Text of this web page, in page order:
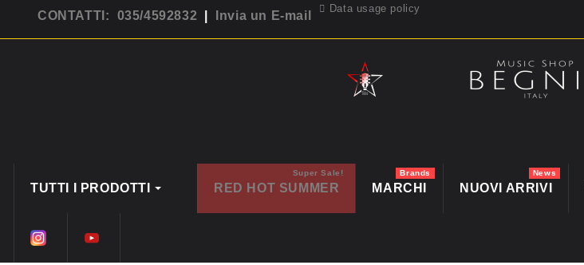
CONTATTI: 035/4592832 Invia un E-mail
Data usage policy
TUTTI I PRODOTTI RED HOT SUMMER
Super Sale!
MARCHI
Brands
NUOVI ARRIVI
News